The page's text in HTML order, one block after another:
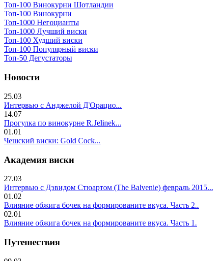
Топ-100 Винокурни Шотландии
Топ-100 Винокурни
Топ-1000 Негоцианты
Топ-1000 Лучший виски
Топ-100 Худший виски
Топ-100 Популярный виски
Топ-50 Дегустаторы
Новости
25.03
Интервью с Анджелой Д'Орацио...
14.07
Прогулка по винокурне R.Jelinek...
01.01
Чешский виски: Gold Cock...
Академия виски
27.03
Интервью с Дэвидом Стюартом (The Balvenie) февраль 2015...
01.02
Влияние обжига бочек на формированите вкуса. Часть 2..
02.01
Влияние обжига бочек на формированите вкуса. Часть 1.
Путешествия